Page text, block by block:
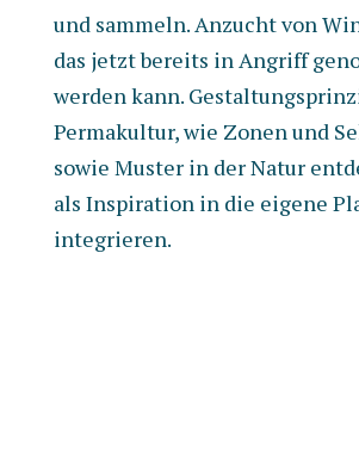
und sammeln. Anzucht von
das jetzt bereits in Angriff
werden kann.
Permakultur, wie Zonen und
sowie Muster in der Natur
als Inspiration in die eigene
integrieren.